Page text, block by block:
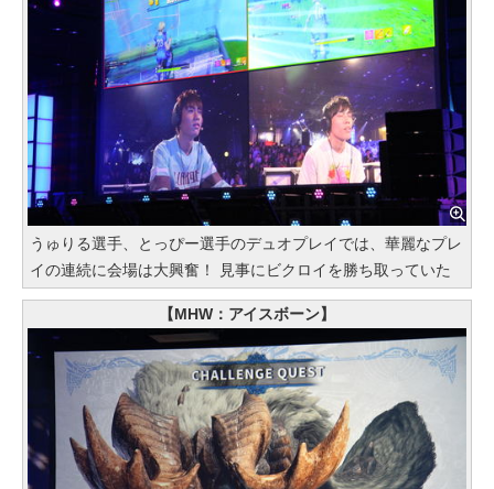
うゅりる選手、とっぴー選手のデュオプレイでは、華麗なプレ
イの連続に会場は大興奮！ 見事にビクロイを勝ち取っていた
【MHW：アイスボーン】